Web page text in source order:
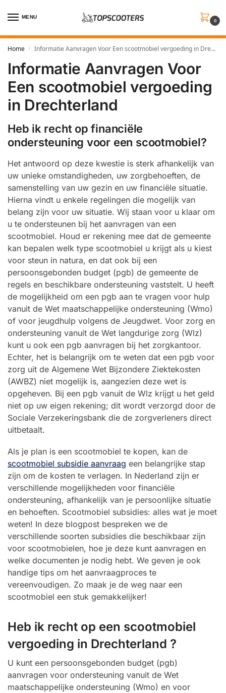
MENU
0
Home / Informatie Aanvragen Voor Een scootmobiel vergoeding in Drechterland
Informatie Aanvragen Voor
Een scootmobiel vergoeding
in Drechterland
Heb ik recht op financiële
ondersteuning voor een scootmobiel?
Het antwoord op deze kwestie is sterk afhankelijk van
uw unieke omstandigheden, uw zorgbehoeften, de
samenstelling van uw gezin en uw financiële situatie.
Hierna vindt u enkele regelingen die mogelijk van
belang zijn voor uw situatie. Wij staan voor u klaar om
u te ondersteunen bij het aanvragen van een
scootmobiel. Houd er rekening mee dat de gemeente
kan bepalen welk type scootmobiel u krijgt als u kiest
voor steun in natura, en dat ook bij een
persoonsgebonden budget (pgb) de gemeente de
regels en beschikbare ondersteuning vaststelt. U heeft
de mogelijkheid om een pgb aan te vragen voor hulp
vanuit de Wet maatschappelijke ondersteuning (Wmo)
of voor jeugdhulp volgens de Jeugdwet. Voor zorg en
ondersteuning vanuit de Wet langdurige zorg (Wlz)
kunt u ook een pgb aanvragen bij het zorgkantoor.
Echter, het is belangrijk om te weten dat een pgb voor
zorg uit de Algemene Wet Bijzondere Ziektekosten
(AWBZ) niet mogelijk is, aangezien deze wet is
opgeheven. Bij een pgb vanuit de Wlz krijgt u het geld
niet op uw eigen rekening; dit wordt verzorgd door de
Sociale Verzekeringsbank die de zorgverleners direct
uitbetaalt.
Als je plan is een scootmobiel te kopen, kan de
scootmobiel subsidie aanvraag een belangrijke stap
zijn om de kosten te verlagen. In Nederland zijn er
verschillende mogelijkheden voor financiële
ondersteuning, afhankelijk van je persoonlijke situatie
en behoeften. Scootmobiel subsidies: alles wat je moet
weten! In deze blogpost bespreken we de
verschillende soorten subsidies die beschikbaar zijn
voor scootmobielen, hoe je deze kunt aanvragen en
welke documenten je nodig hebt. We geven je ook
handige tips om het aanvraagproces te
vereenvoudigen. Zo maak je de weg naar een
scootmobiel een stuk gemakkelijker!
Heb ik recht op een scootmobiel
vergoeding in Drechterland ?
U kunt een persoonsgebonden budget (pgb)
aanvragen voor ondersteuning vanuit de Wet
maatschappelijke ondersteuning (Wmo) en voor